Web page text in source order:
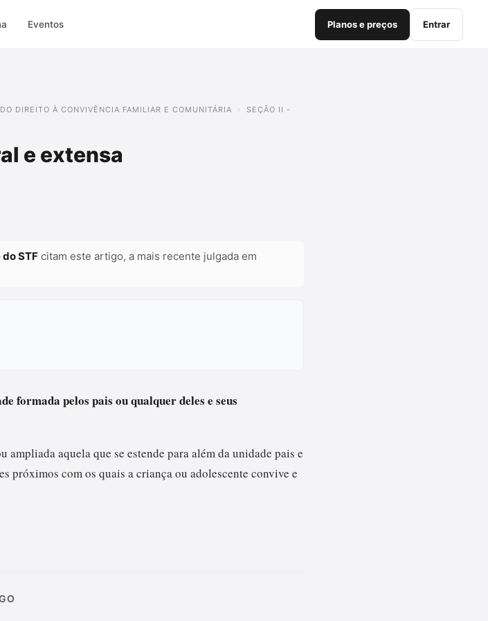
Eventos Planos e preços Entrar
DIREITO À CONVIVÊNCIA FAMILIAR E COMUNITÁRIA
SEÇÃO II -
e extensa
STF citam este artigo, a mais recente julgada em
formada pelos pais ou qualquer deles e seus
aquela que se estende para além da unidade pais e
próximos com os quais a criança ou adolescente convive e